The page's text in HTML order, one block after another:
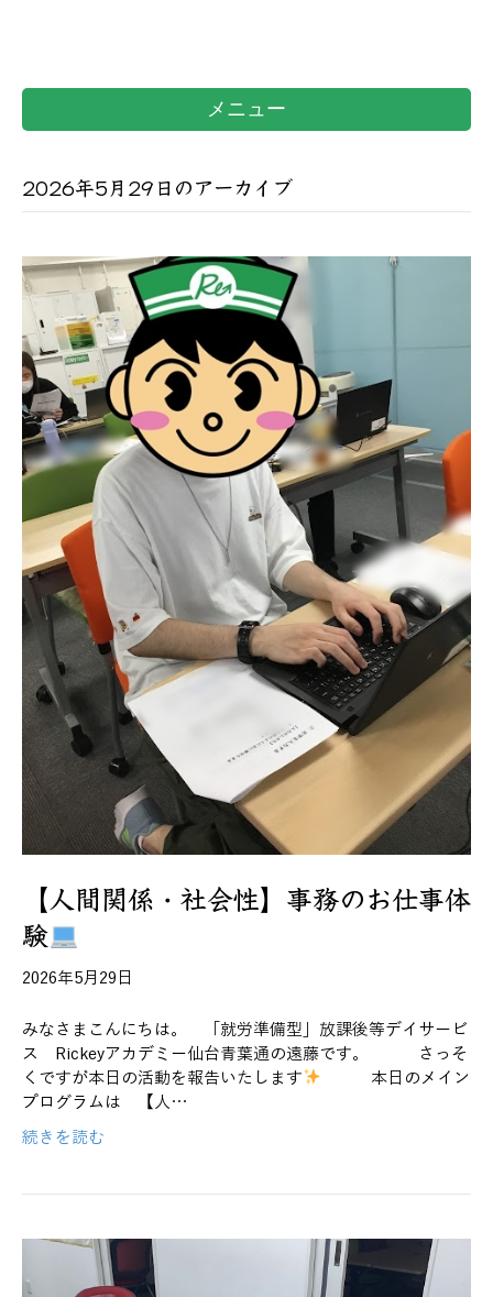
メニュー
2026年5月29日のアーカイブ
【人間関係・社会性】事務のお仕事体
験
2026年5月29日
みなさまこんにちは。 「就労準備型」放課後等デイサービ
ス Rickeyアカデミー仙台青葉通の遠藤です。 さっそ
くですが本日の活動を報告いたします
本日のメイン
プログラムは 【人…
続きを読む